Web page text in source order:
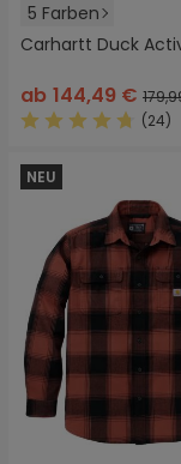
5 Farben
Carhartt Duck
ab 144,49 €
(24)
NEU